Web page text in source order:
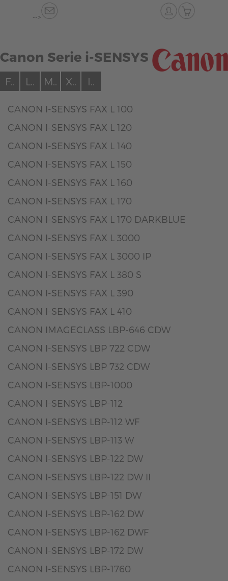
-->
Canon Serie i-SENSYS
F.. L.. M.. X.. I..
CANON I-SENSYS FAX L 100
CANON I-SENSYS FAX L 120
CANON I-SENSYS FAX L 140
CANON I-SENSYS FAX L 150
CANON I-SENSYS FAX L 160
CANON I-SENSYS FAX L 170
CANON I-SENSYS FAX L 170 DARKBLUE
CANON I-SENSYS FAX L 3000
CANON I-SENSYS FAX L 3000 IP
CANON I-SENSYS FAX L 380 S
CANON I-SENSYS FAX L 390
CANON I-SENSYS FAX L 410
CANON IMAGECLASS LBP-646 CDW
CANON I-SENSYS LBP 722 CDW
CANON I-SENSYS LBP 732 CDW
CANON I-SENSYS LBP-1000
CANON I-SENSYS LBP-112
CANON I-SENSYS LBP-112 WF
CANON I-SENSYS LBP-113 W
CANON I-SENSYS LBP-122 DW
CANON I-SENSYS LBP-122 DW II
CANON I-SENSYS LBP-151 DW
CANON I-SENSYS LBP-162 DW
CANON I-SENSYS LBP-162 DWF
CANON I-SENSYS LBP-172 DW
CANON I-SENSYS LBP-1760